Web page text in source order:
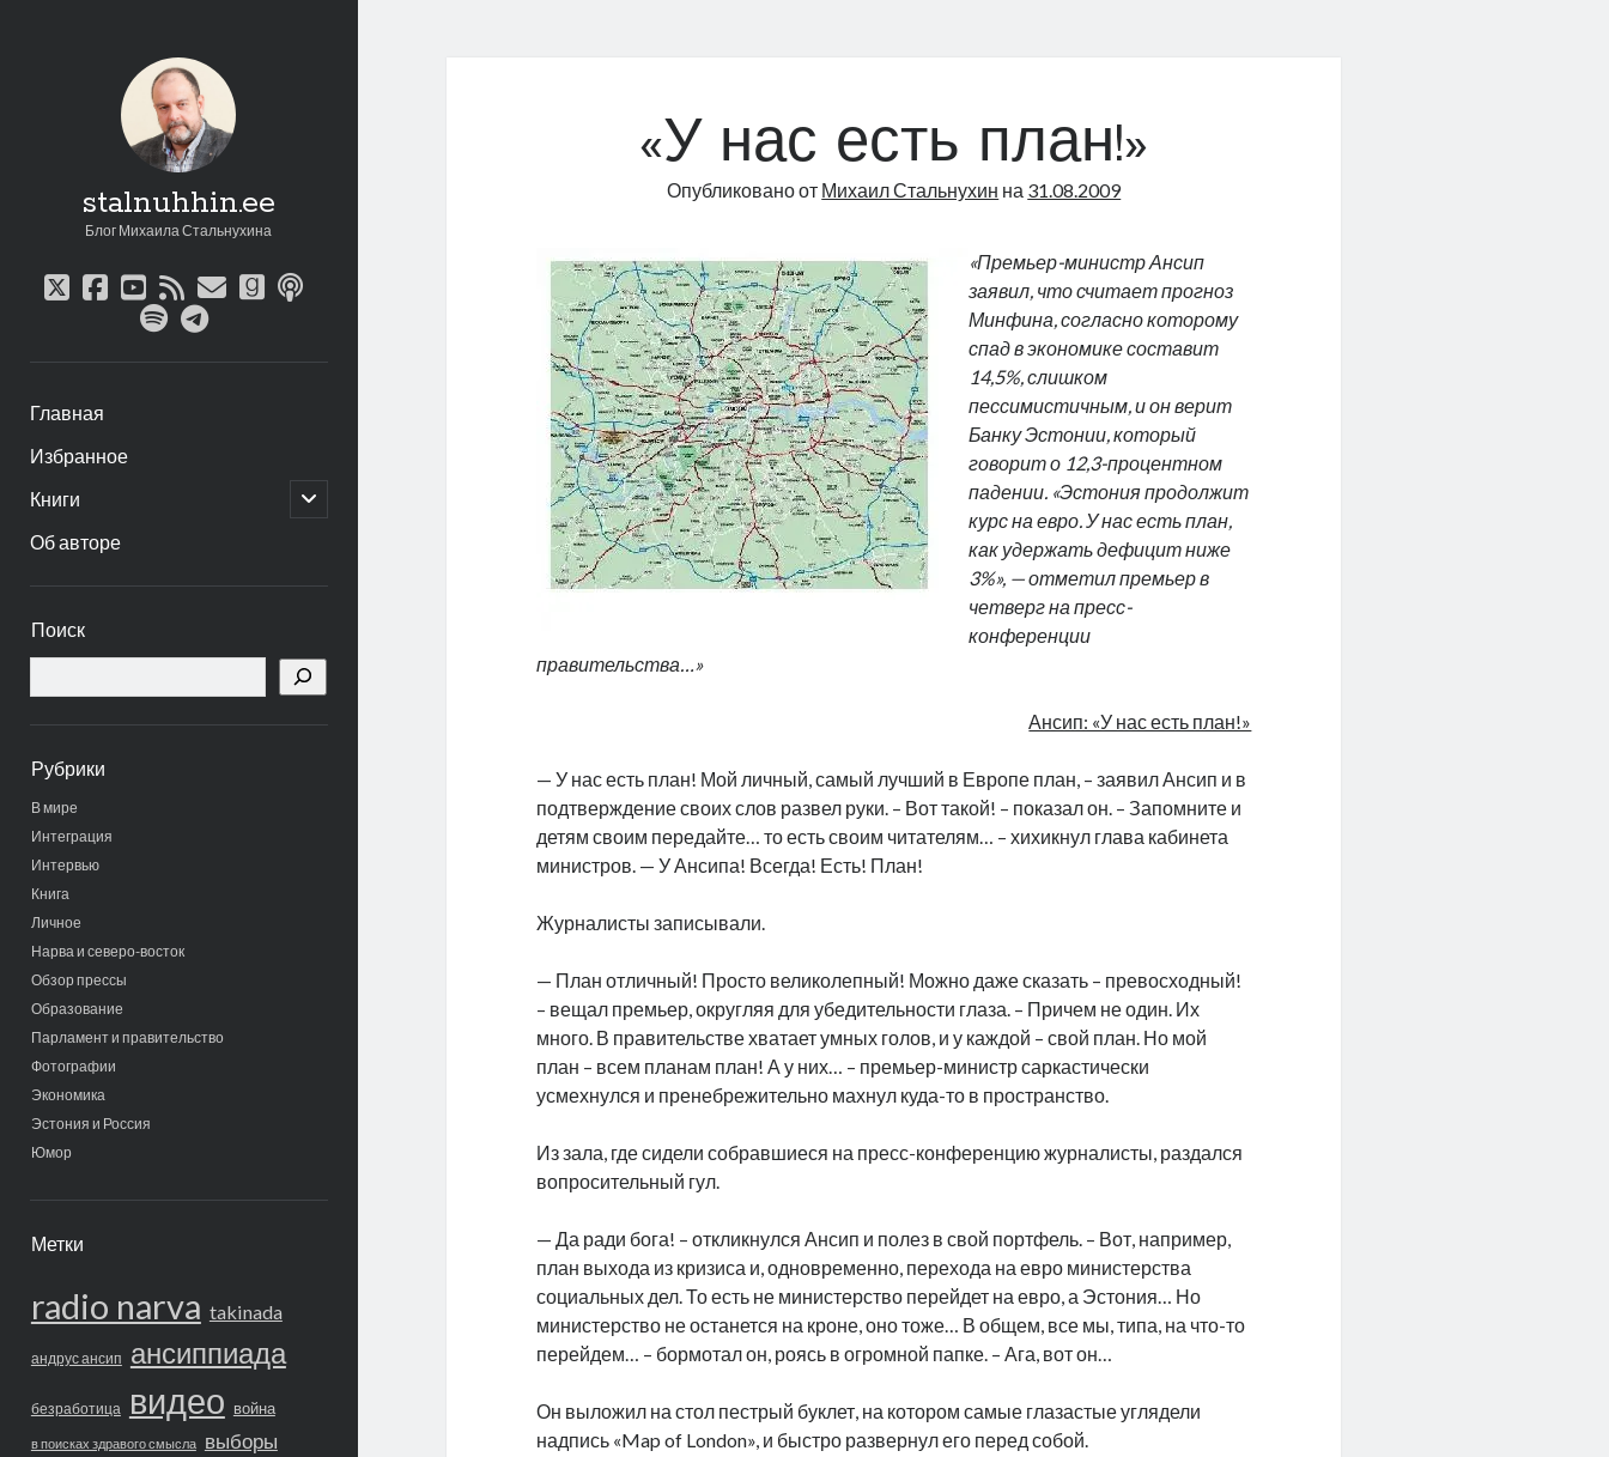
stalnuhhin.ee
Блог Михаила Стальнухина
twitter
facebook
youtube
rssemailgoodreads
podcast
spotifytelegram
Главная
Избранное
Книги
открыть
дочернее
Об авторе
панель
Поиск
Рубрики
В мире
Интеграция
Интервью
Книга
Личное
Нарва и северо-восток
Обзор прессы
Образование
Парламент и правительство
Фотографии
Экономика
Эстония и Россия
Юмор
Метки
radio narva takinada
андрус ансип ансиппиада
безработица видео война
в поисках здравого смысла выборы
«У нас есть план!»
Опубликовано от Михаил Стальнухин на 31.08.2009
«Премьер-министр Ансип
заявил, что считает прогноз
Минфина, согласно которому
спад в экономике составит
14,5%, слишком
пессимистичным, и он верит
Банку Эстонии, который
говорит о 12,3-процентном
падении. «Эстония продолжит
курс на евро. У нас есть план,
как удержать дефицит ниже
3%», — отметил премьер в
четверг на пресс-
конференции
правительства…»
Ансип: «У нас есть план!»
— У нас есть план! Мой личный, самый лучший в Европе план, – заявил Ансип и в
подтверждение своих слов развел руки. – Вот такой! – показал он. – Запомните и
детям своим передайте… то есть своим читателям… – хихикнул глава кабинета
министров. — У Ансипа! Всегда! Есть! План!
Журналисты записывали.
— План отличный! Просто великолепный! Можно даже сказать – превосходный!
– вещал премьер, округляя для убедительности глаза. – Причем не один. Их
много. В правительстве хватает умных голов, и у каждой – свой план. Но мой
план – всем планам план! А у них… – премьер-министр саркастически
усмехнулся и пренебрежительно махнул куда-то в пространство.
Из зала, где сидели собравшиеся на пресс-конференцию журналисты, раздался
вопросительный гул.
— Да ради бога! – откликнулся Ансип и полез в свой портфель. – Вот, например,
план выхода из кризиса и, одновременно, перехода на евро министерства
социальных дел. То есть не министерство перейдет на евро, а Эстония… Но
министерство не останется на кроне, оно тоже… В общем, все мы, типа, на что-то
перейдем… – бормотал он, роясь в огромной папке. – Ага, вот он…
Он выложил на стол пестрый буклет, на котором самые глазастые углядели
надпись «Map of London», и быстро развернул его перед собой.